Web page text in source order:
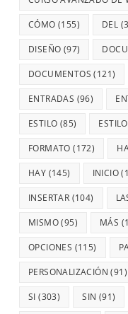
CÓMO (155) DEL
DISEÑO (97)
DOCUMENTOS (121)
ENTRADAS (96)
ESTILO (85)
FORMATO (172)
HAY (145) INICIO
INSERTAR (104)
MISMO(95) MÁS
OPCIONES (115)
PERSONALIZACIÓN (91)
SI (303) SIN (91)